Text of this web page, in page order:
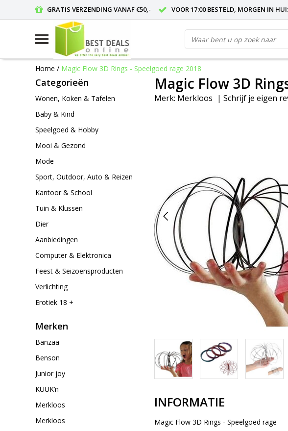
GRATIS VERZENDING VANAF €50,- VOOR 17:00 BESTELD, MORGEN IN
Home / Magic Flow 3D Rings - Speelgoed rage 2018
Categorieën
Wonen, Koken & Tafelen
Baby & Kind
Speelgoed & Hobby
Mooi & Gezond
Mode
Sport, Outdoor, Auto & Reizen
Kantoor & School
Tuin & Klussen
Dier
Aanbiedingen
Computer & Elektronica
Feest & Seizoensproducten
Verlichting
Erotiek 18 +
Merken
Banzaa
Benson
Junior joy
KUUK’n
Merkloos
Merkloos
Magic Flow 3D
Merk: Merkloos | Schrijf je eigen
INFORMATIE
Magic Flow 3D Rings - Speelgoed rage